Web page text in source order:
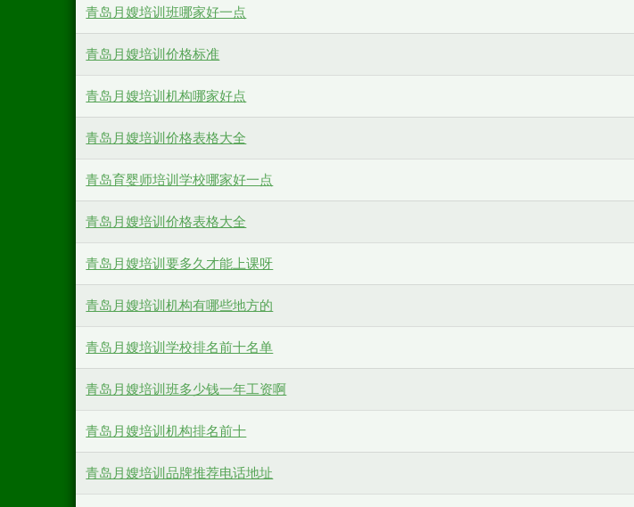
青岛月嫂培训班哪家好一点
青岛月嫂培训价格标准
青岛月嫂培训机构哪家好点
青岛月嫂培训价格表格大全
青岛育婴师培训学校哪家好一点
青岛月嫂培训价格表格大全
青岛月嫂培训要多久才能上课呀
青岛月嫂培训机构有哪些地方的
青岛月嫂培训学校排名前十名单
青岛月嫂培训班多少钱一年工资啊
青岛月嫂培训机构排名前十
青岛月嫂培训品牌推荐电话地址